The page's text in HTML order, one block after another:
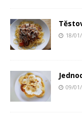
18/
09/